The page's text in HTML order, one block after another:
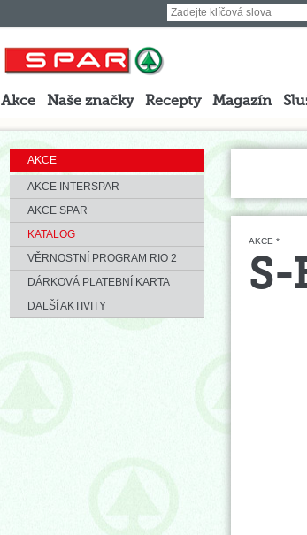
Akce Naše značky Recepty Magazín
AKCE
AKCE INTERSPAR
AKCE SPAR
KATALOG
VĚRNOSTNÍ PROGRAM RIO 2
DÁRKOVÁ PLATEBNÍ KARTA
DALŠÍ AKTIVITY
AKCE *
S-